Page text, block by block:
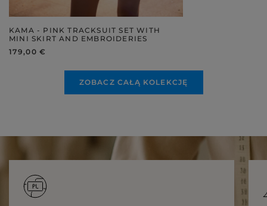
KAMA - PINK TRACKSUIT SET WITH
MINI SKIRT AND EMBROIDERIES
179,00 €
ZOBACZ CAŁĄ KOLEKCJĘ